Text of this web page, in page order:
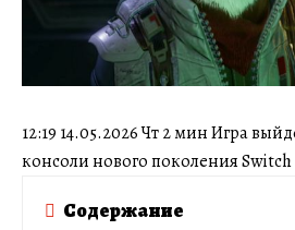
12:19 14.05.2026 Чт 2 мин Игра
консоли нового поколения
Содержание